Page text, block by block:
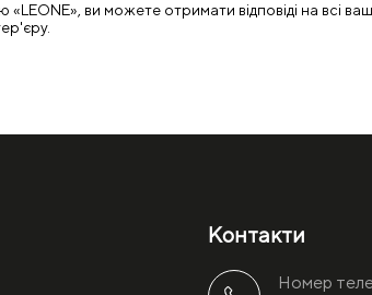
ви можете отримати відповіді на всі
Контакти
Номер